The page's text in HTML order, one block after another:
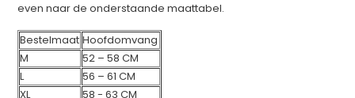
even naar de onderstaande maattabel.
Bestelmaat Hoofdomvang
M
52 – 58 CM
L
56 – 61 CM
XL
58 - 63 CM